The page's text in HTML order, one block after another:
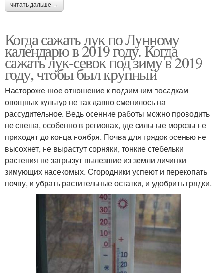
читать дальше →
Когда сажать лук по Лунному
календарю в 2019 году. Когда
сажать лук-севок под зиму в 2019
году, чтобы был крупный
Настороженное отношение к подзимним посадкам
овощных культур не так давно сменилось на
рассудительное. Ведь осенние работы можно проводить
не спеша, особенно в регионах, где сильные морозы не
приходят до конца ноября. Почва для грядок осенью не
высохнет, не вырастут сорняки, тонкие стебельки
растения не загрызут вылезшие из земли личинки
зимующих насекомых. Огородники успеют и перекопать
почву, и убрать растительные остатки, и удобрить грядки.